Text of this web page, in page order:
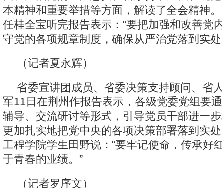
本精神和重要举措等方面，解读了全会精神
任桂全宝听完报告表示：“要把加强和改善党
守党的各项规章制度，确保从严治党落到实处
（记者夏永辉）
省委宣讲团成员、省委决策支持顾问、省
军11日在荆州作报告表示，各级党委党组要
辅导、交流研讨等形式，引导党员干部进一步
更加扎实地把党中央的各项决策部署落到实
工程学院学生田野说：“要牢记使命，传承好
于青春的业绩。”
（记者罗序文）